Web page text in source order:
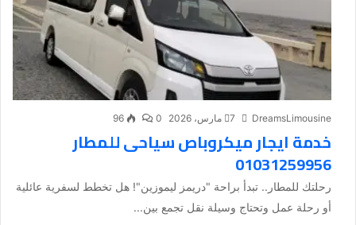
DreamsLimousine 7 مارس، 2026 0
96
خدمة ايجار ميكروباص سياحى للمطار
01031259956
رحلتك للمطار.. تبدأ براحة "دريمز ليموزين"! هل تخطط لسفرية عائلية
أو رحلة عمل وتحتاج وسيلة نقل تجمع بين...